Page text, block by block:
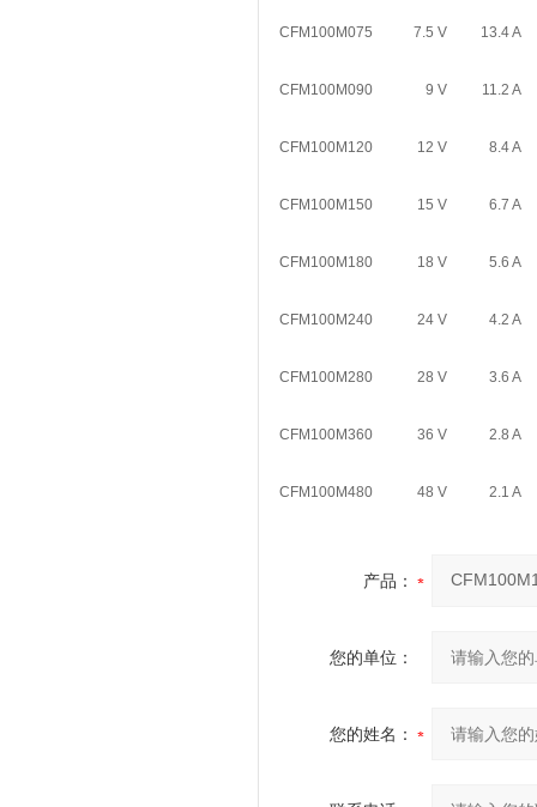
CFM100M075 7.5 V 13.4 A
CFM100M090 9 V 11.2 A
CFM100M120 12 V 8.4 A
CFM100M150 15 V 6.7 A
CFM100M180 18 V 5.6 A
CFM100M240 24 V 4.2 A
CFM100M280 28 V 3.6 A
CFM100M360 36 V 2.8 A
CFM100M480 48 V 2.1 A
产品：
您的单位：
您的姓名：